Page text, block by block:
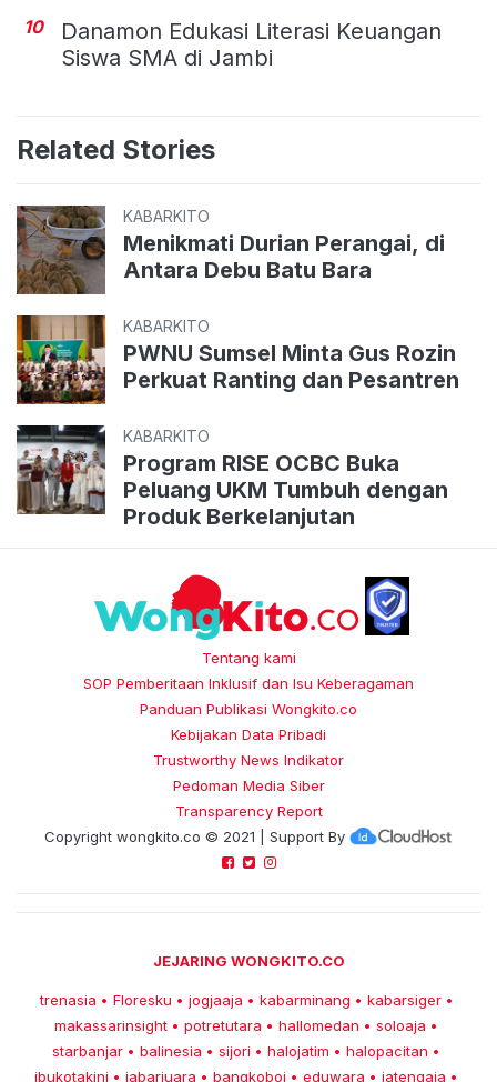
10
Danamon Edukasi Literasi Keuangan
Siswa SMA di Jambi
Related Stories
KABARKITO
Menikmati Durian Perangai, di
Antara Debu Batu Bara
KABARKITO
PWNU Sumsel Minta Gus Rozin
Perkuat Ranting dan Pesantren
KABARKITO
Program RISE OCBC Buka
Peluang UKM Tumbuh dengan
Produk Berkelanjutan
Tentang kami
SOP Pemberitaan Inklusif dan Isu Keberagaman
Panduan Publikasi Wongkito.co
Kebijakan Data Pribadi
Trustworthy News Indikator
Pedoman Media Siber
Transparency Report
Copyright wongkito.co © 2021 | Support By
JEJARING WONGKITO.CO
trenasia • Floresku • jogjaaja • kabarminang • kabarsiger •
makassarinsight • potretutara • hallomedan • soloaja •
starbanjar • balinesia • sijori • halojatim • halopacitan •
ibukotakini • jabarjuara • bangkoboi • eduwara • jatengaja •